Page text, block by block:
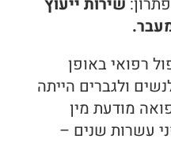
רפואי באופן
ולגברים הייתה
מודעת מין
עשרות שנים –